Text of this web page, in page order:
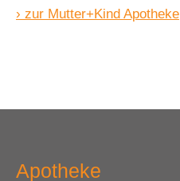
› zur Mutter+Kind Apotheke
Apotheke